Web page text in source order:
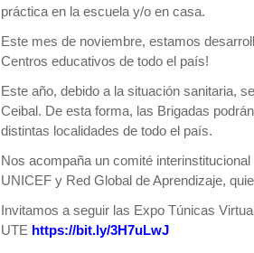
práctica en la escuela y/o en casa.
Este mes de noviembre, estamos
Centros educativos de todo el país!
Este año, debido a la situación sanitaria,
Ceibal. De esta forma, las Brigadas
distintas localidades de todo el país.
Nos acompaña un comité
UNICEF y Red Global de Aprendizaje,
Invitamos a seguir las Expo Túnicas
UTE https://bit.ly/3H7uLwJ